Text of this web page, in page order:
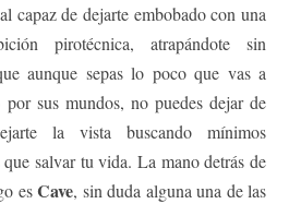
capaz de dejarte embobado con una
pirotécnica, atrapándote sin
aunque sepas lo poco que vas a
por sus mundos, no puedes dejar de
la vista buscando mínimos
que salvar tu vida. La mano detrás de
esCave, sin duda alguna una de las